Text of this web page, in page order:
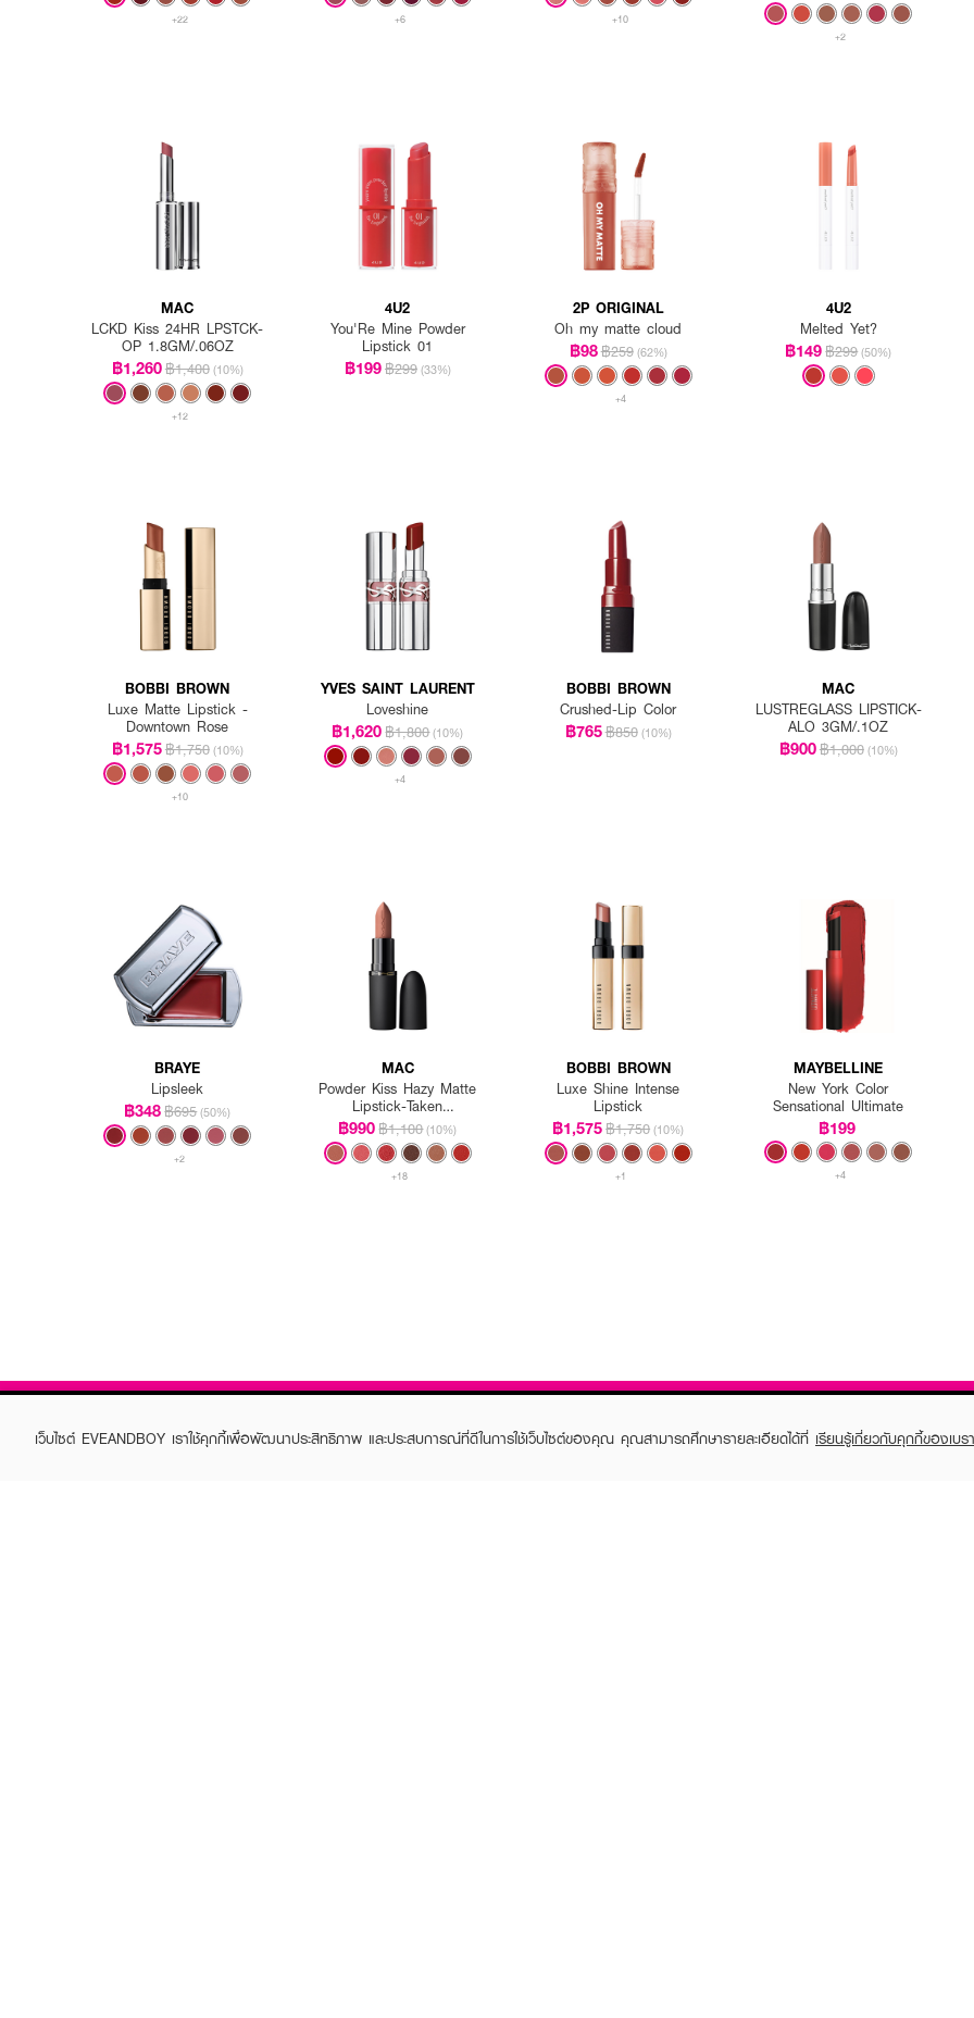
+22 +6 +10
+2
MAC
LCKD Kiss 24HR LPSTCK-
OP 1.8GM/.06OZ
฿1,260฿1,400 (10%)
+12
4U2
You'Re Mine Powder
Lipstick 01
฿199฿299 (33%)
2P ORIGINAL
Oh my matte cloud
฿98฿259 (62%)
+4
4U2
Melted Yet?
฿149฿299 (50%)
BOBBI BROWN
Luxe Matte Lipstick -
Downtown Rose
฿1,575฿1,750 (10%)
+10
YVES SAINT LAURENT
Loveshine
฿1,620฿1,800 (10%)
+4
BOBBI BROWN
Crushed-Lip Color
฿765฿850 (10%)
MAC
LUSTREGLASS LIPSTICK-
ALO 3GM/.1OZ
฿900฿1,000 (10%)
BRAYE
Lipsleek
฿348฿695 (50%)
+2
MAC
Powder Kiss Hazy Matte
Lipstick-Taken
3.5Gm/.12Oz
฿990฿1,100 (10%)
+18
BOBBI BROWN
Luxe Shine Intense
Lipstick
฿1,575฿1,750 (10%)
+1
MAYBELLINE
New York Color
Sensational Ultimate
฿199
+4
เว็บไซต์ EVEANDBOY เราใช้คุกกี้เพื่อพัฒนาประสิทธิภาพ และประสบการณ์ที่ดีในการใช้เว็บไซต์ของคุณ คุณสามารถศึกษารายละเอียดได้ที่ เรียนรู้เกี่ยวกับคุกกี้ของเบร